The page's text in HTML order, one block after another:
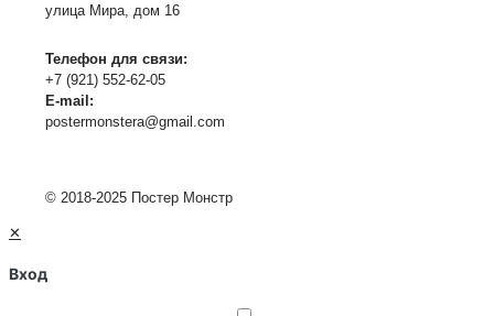
улица Мира, дом 16
Телефон для связи:
+7 (921) 552-62-05
E-mail:
postermonstera@gmail.com
© 2018-2025 Постер Монстр
✕
Вход